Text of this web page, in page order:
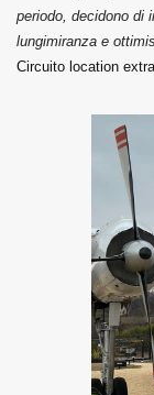
periodo, decidono di
lungimiranza e
Circuito location